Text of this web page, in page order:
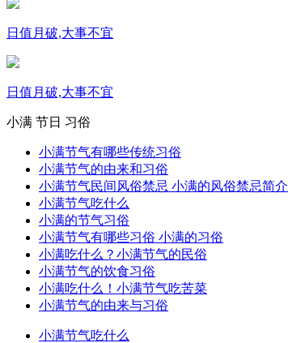
日值月破,大事不宜
日值月破,大事不宜
小满 节日 习俗
小满节气有哪些传统习俗
小满节气的由来和习俗
小满节气民间风俗禁忌 小满的风俗禁忌简介
小满节气吃什么
小满的节气习俗
小满节气有哪些习俗 小满的习俗
小满吃什么？小满节气的民俗
小满节气的饮食习俗
小满吃什么！小满节气吃苦菜
小满节气的由来与习俗
小满节气吃什么